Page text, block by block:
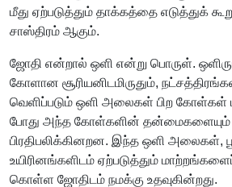
மீது ஏற்படுத்தும் தாக்கத்தை எடுத்துக்
சாஸ்திரம் ஆகும்.
ஜோதி என்றால் ஒளி என்று பொருள்.
கோளான சூரியனிடமிருதும்,
வெளிப்படும் ஒளி அலைகள் பிற கோள்கள்
போது அந்த கோள்களின் தன்மைகளையும்
பிரதிபலிக்கினறன. இந்த ஒளி அலைகள்,
உயிரினங்களிடம் ஏற்படுத்தும்
கொள்ள ஜோதிடம் நமக்கு உதவுகின்றது.